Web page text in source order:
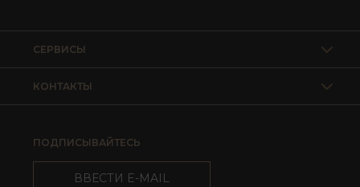
КОНТАКТЫ
СЕРВИСЫ
ПОДПИСЫВАЙТЕСЬ
ВВЕСТИ E-MAIL